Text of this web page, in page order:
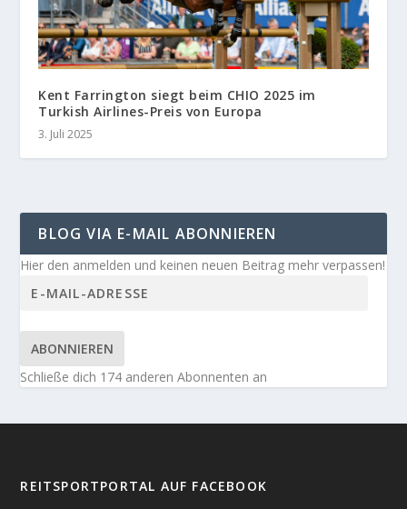
Kent Farrington siegt beim CHIO 2025 im
Turkish Airlines-Preis von Europa
3. Juli 2025
BLOG VIA E-MAIL ABONNIEREN
Hier den anmelden und keinen neuen Beitrag mehr verpassen!
ABONNIEREN
Schließe dich 174 anderen Abonnenten an
REITSPORTPORTAL AUF FACEBOOK